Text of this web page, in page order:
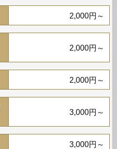
2,000円～
2,000円～
2,000円～
3,000円～
3,000円～